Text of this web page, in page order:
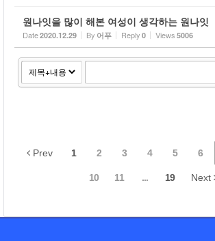
원나잇을 많이 해본 여성이 생각하는 원나잇
Date2020.12.29 By 어푸 Reply 0 Views 5006
Prev 1 2 3 4 5 6
10 11 ... 19 Next